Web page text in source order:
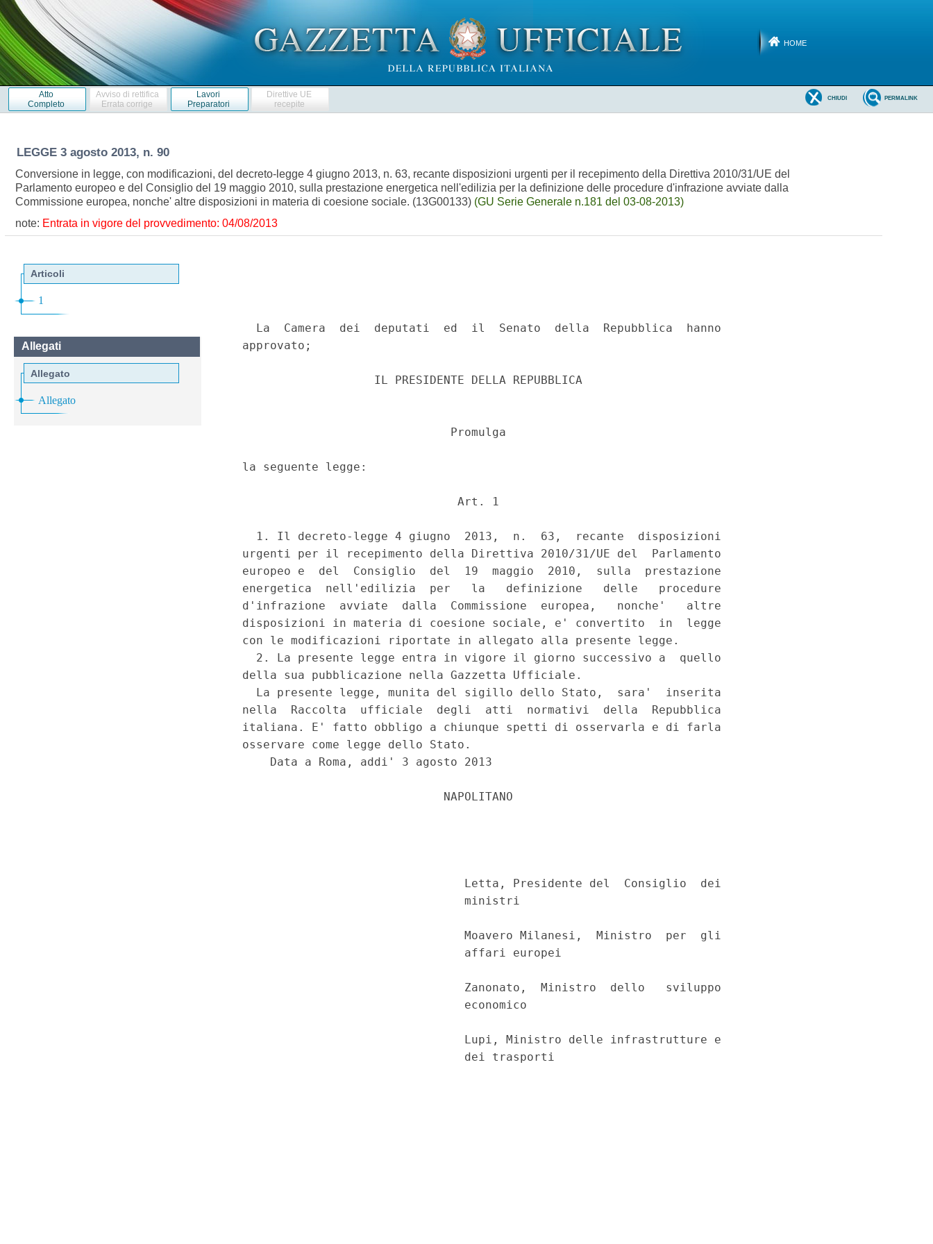
HOME
Atto
Completo
Avviso di rettifica
Errata corrige
Lavori
Preparatori
Direttive UE
recepite
PERMALINK
CHIUDI
LEGGE 3 agosto 2013, n. 90
Conversione in legge, con modificazioni, del decreto-legge 4 giugno 2013, n. 63, recante disposizioni urgenti per il recepimento della Direttiva 2010/31/UE del
Parlamento europeo e del Consiglio del 19 maggio 2010, sulla prestazione energetica nell'edilizia per la definizione delle procedure d'infrazione avviate dalla
Commissione europea, nonche' altre disposizioni in materia di coesione sociale. (13G00133) (GU Serie Generale n.181 del 03-08-2013)
note: Entrata in vigore del provvedimento: 04/08/2013